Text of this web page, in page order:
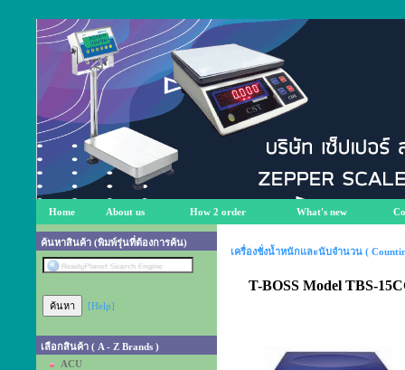
Home About us How 2 order What's new
ค้นหาสินค้า (พิมพ์รุ่นที่ต้องการค้น)
[Help]
เลือกสินค้า ( A - Z Brands )
ACU
เครื่องชั่งน้ำหนักและนับจำนวน (
T-BOSS Model TBS-